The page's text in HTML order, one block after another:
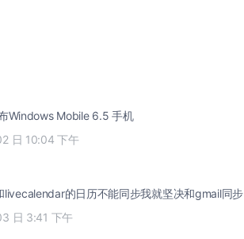
Windows Mobile 6.5 手机
日 10:04 下午
livecalendar的日历不能同步我就坚决和gmail同步
日 3:41 下午